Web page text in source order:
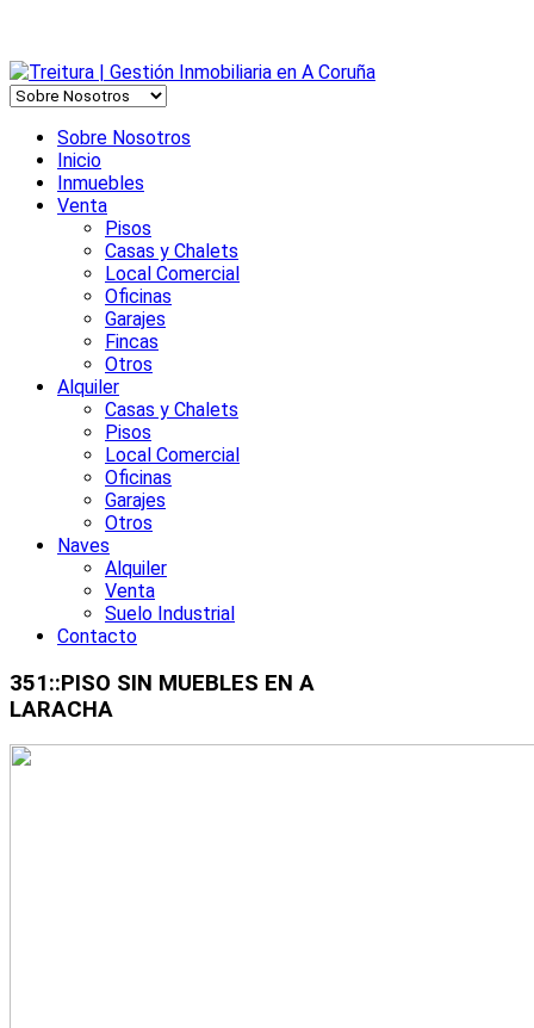
Sobre Nosotros
Inicio
Inmuebles
Venta
Pisos
Casas y Chalets
Local Comercial
Oficinas
Garajes
Fincas
Otros
Alquiler
Casas y Chalets
Pisos
Local Comercial
Oficinas
Garajes
Otros
Naves
Alquiler
Venta
Suelo Industrial
Contacto
351::PISO SIN MUEBLES EN A
LARACHA